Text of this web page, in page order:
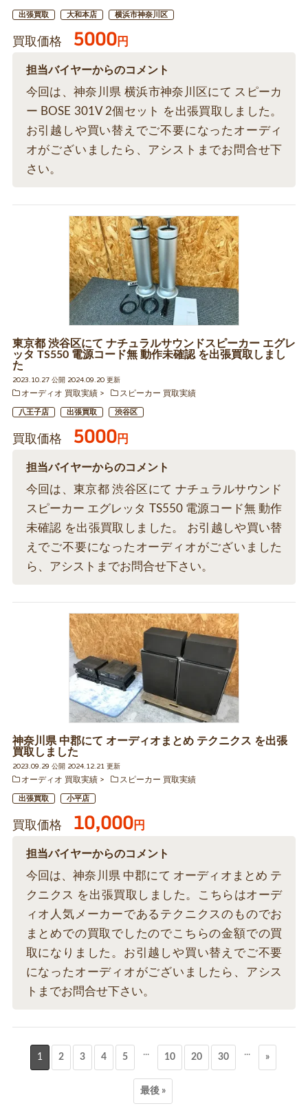
出張買取 大和本店 横浜市神奈川区
買取価格 5000円
担当バイヤーからのコメント
今回は、神奈川県 横浜市神奈川区にて スピーカ
ー BOSE 301V 2個セット を出張買取しました。
お引越しや買い替えでご不要になったオーディ
オがございましたら、アシストまでお問合せ下
さい。
東京都 渋谷区にて ナチュラルサウンドスピーカー エグレ
ッタ TS550 電源コード無 動作未確認 を出張買取しまし
た
2023.10.27 公開 2024.09.20 更新
オーディオ 買取実績
スピーカー 買取実績
八王子店 出張買取 渋谷区
買取価格 5000円
担当バイヤーからのコメント
今回は、東京都 渋谷区にて ナチュラルサウンド
スピーカー エグレッタ TS550 電源コード無 動作
未確認 を出張買取しました。 お引越しや買い替
えでご不要になったオーディオがございました
ら、アシストまでお問合せ下さい。
神奈川県 中郡にて オーディオまとめ テクニクス を出張
買取しました
2023.09.29 公開 2024.12.21 更新
オーディオ 買取実績
スピーカー 買取実績
出張買取 小平店
買取価格 10,000円
担当バイヤーからのコメント
今回は、神奈川県 中郡にて オーディオまとめ テ
クニクス を出張買取しました。こちらはオーデ
ィオ人気メーカーであるテクニクスのものでお
まとめでの買取でしたのでこちらの金額での買
取になりました。お引越しや買い替えでご不要
になったオーディオがございましたら、アシス
トまでお問合せ下さい。
1 2 3 4 5 ... 10 20 30 ... »
最後 »